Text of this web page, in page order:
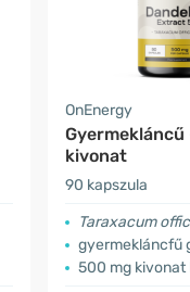
OnEnergy
Gyermekláncű
kivonat
90 kapszula
Taraxacum
gyermekláncfű
500 mg kivonat